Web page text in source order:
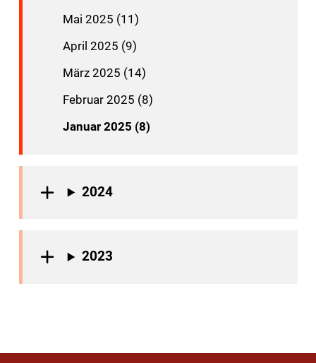
Mai 2025 (11)
April 2025 (9)
März 2025 (14)
Februar 2025 (8)
Januar 2025 (8)
2024
2023